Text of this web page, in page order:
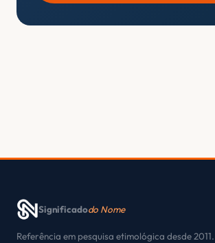
Significadodo Nome
Referência em pesquisa etimológica desde